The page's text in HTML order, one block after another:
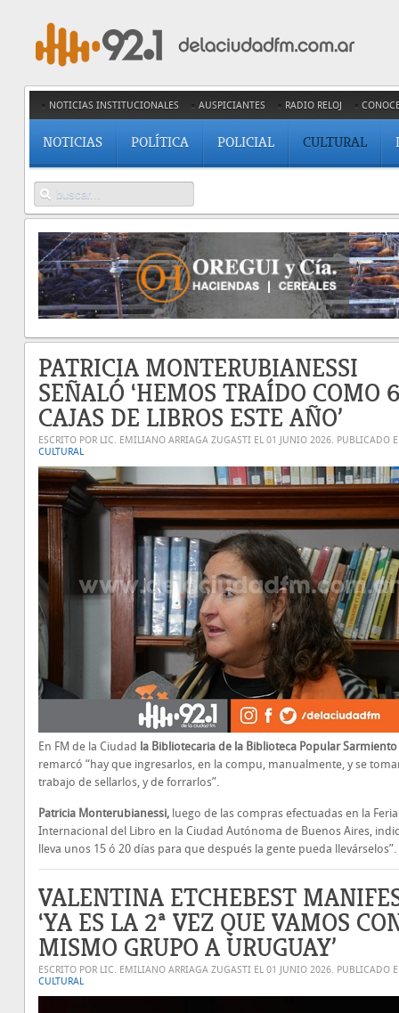
NOTICIAS INSTITUCIONALES AUSPICIANTES RADIO RELOJ
NOTICIAS POLÍTICA POLICIAL CULTURAL
PATRICIA MONTERUBIANESSI
SEÑALÓ ‘HEMOS TRAÍDO COMO
CAJAS DE LIBROS ESTE AÑO’
ESCRITO POR LIC. EMILIANO ARRIAGA ZUGASTI EL 01 JUNIO 2026. PUBLICADO
CULTURAL
En FM de la Ciudad la Bibliotecaria de la Biblioteca Popular Sarmiento
remarcó “hay que ingresarlos, en la compu, manualmente, y se
trabajo de sellarlos, y de forrarlos”.
Patricia Monterubianessi, luego de las compras efectuadas en la Feria
Internacional del Libro en la Ciudad Autónoma de Buenos Aires,
lleva unos 15 ó 20 días para que después la gente pueda llevárselos”.
VALENTINA ETCHEBEST
‘YA ES LA 2ª VEZ QUE VAMOS
MISMO GRUPO A URUGUAY’
ESCRITO POR LIC. EMILIANO ARRIAGA ZUGASTI EL 01 JUNIO 2026. PUBLICADO
CULTURAL